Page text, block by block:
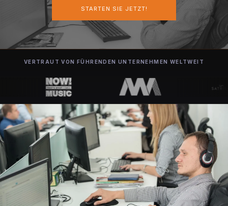
STARTEN SIE JETZT
STARTEN SIE JETZT!
VERTRAUT VON FÜHRENDEN UNTERNEHMEN WELTWEIT